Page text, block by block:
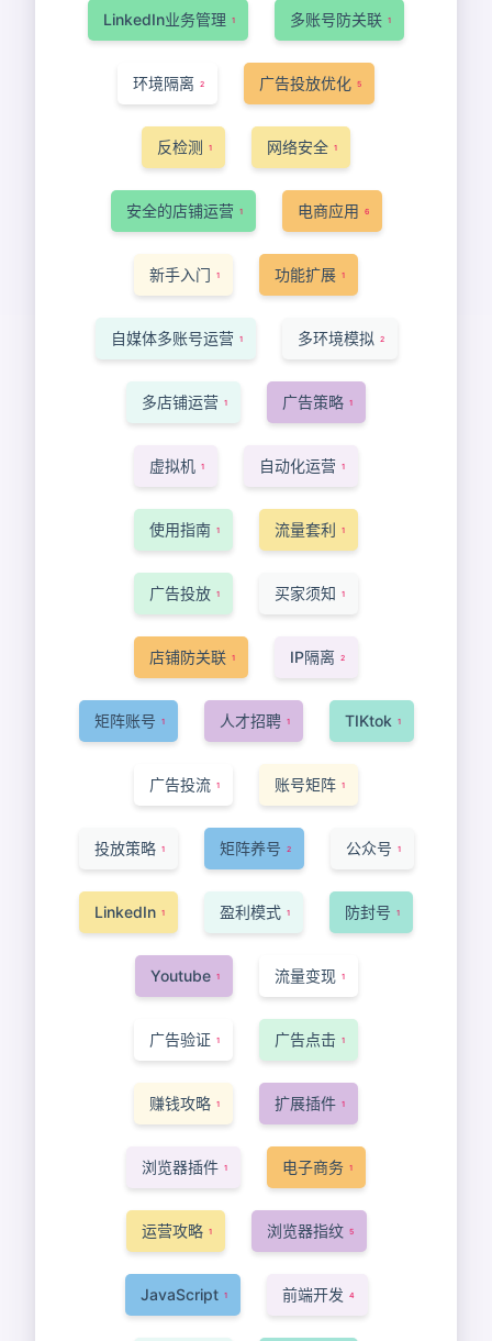
LinkedIn业务管理 1 多账号防关联 1
环境隔离 2 广告投放优化 5
反检测 1 网络安全 1
安全的店铺运营 1 电商应用 6
新手入门 1 功能扩展 1
自媒体多账号运营 1 多环境模拟 2
多店铺运营 1 广告策略 1
虚拟机 1 自动化运营 1
使用指南 1 流量套利 1
广告投放 1 买家须知 1
店铺防关联 1 IP隔离 2
矩阵账号 1 人才招聘 1 TIKtok 1
广告投流 1 账号矩阵 1
投放策略 1 矩阵养号 2 公众号 1
LinkedIn 1 盈利模式 1 防封号 1
Youtube 1 流量变现 1
广告验证 1 广告点击 1
赚钱攻略 1 扩展插件 1
浏览器插件 1 电子商务 1
运营攻略 1 浏览器指纹 5
JavaScript 1 前端开发 4